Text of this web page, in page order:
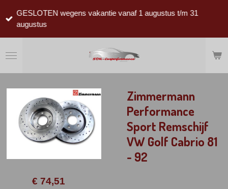
direct
hoofdinhoud
GESLOTEN wegens vakantie vanaf 1 augustus t/m 31
augustus
Zimmermann
Performance
Sport Remschijf
VW Golf Cabrio 81
- 92
€ 74,51